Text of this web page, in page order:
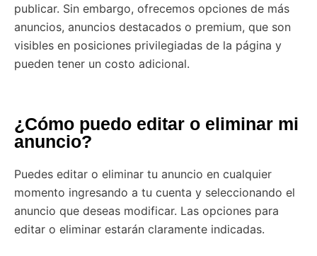
publicar. Sin embargo, ofrecemos opciones de más
anuncios, anuncios destacados o premium, que son
visibles en posiciones privilegiadas de la página y
pueden tener un costo adicional.
¿Cómo puedo editar o eliminar mi
anuncio?
Puedes editar o eliminar tu anuncio en cualquier
momento ingresando a tu cuenta y seleccionando el
anuncio que deseas modificar. Las opciones para
editar o eliminar estarán claramente indicadas.